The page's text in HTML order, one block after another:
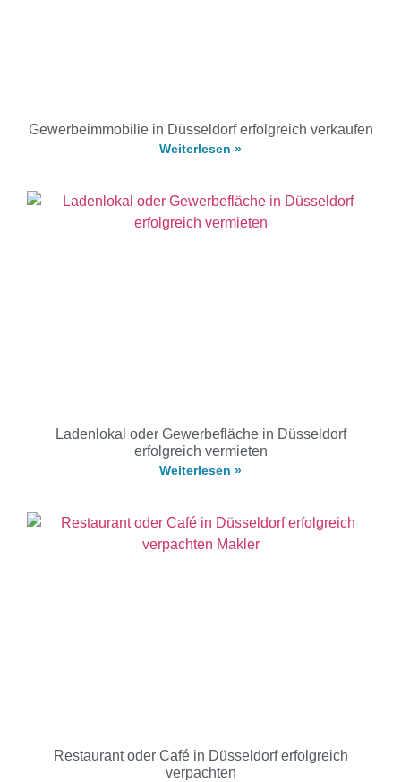
Gewerbeimmobilie in Düsseldorf erfolgreich verkaufen
Weiterlesen »
Ladenlokal oder Gewerbefläche in Düsseldorf
erfolgreich vermieten
Weiterlesen »
Restaurant oder Café in Düsseldorf erfolgreich
verpachten